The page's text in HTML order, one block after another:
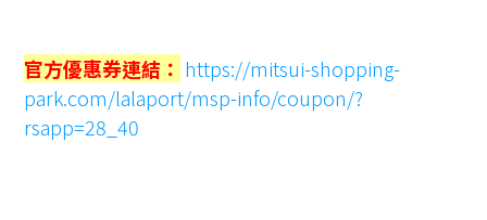
官方優惠券連結： https://mitsui-shopping-
park.com/lalaport/msp-info/coupon/?
rsapp=28_40